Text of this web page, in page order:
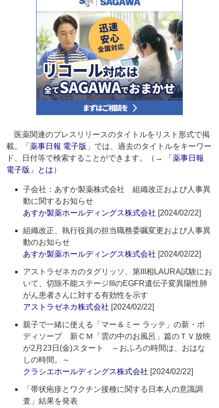
医薬関連のプレスリリースのタイトルをリスト形式で掲
載。「薬事日報 電子版 」では、過去のタイトルをキーワー
ド、日付等で検索することができます。（→
「薬事日報
電子版」とは）
子会社：あすか製薬株式会社 組織改正および人事異
動に関するお知らせ
あすか製薬ホールディングス株式会社 [2024/02/22]
組織改正、執行役員の担当職務委嘱変更および人事異
動のお知らせ
あすか製薬ホールディングス株式会社 [2024/02/22]
アストラゼネカのタグリッソ、第III相LAURA試験にお
いて、切除不能ステージIIIのEGFR遺伝子変異陽性肺
がん患者さんに対する有効性を示す
アストラゼネカ株式会社 [2024/02/22]
親子で一緒に使える「マー＆ミー ラッテ」の新・ボ
ディソープ 新ＣＭ「雲の中のお風呂」篇のＴＶ放映
が2月23日(金)スタート ～おふろの時間は、おはな
しの時間。～
クラシエホールディングス株式会社 [2024/02/22]
「帯状疱疹とワクチン接種に関する日本人の意識調
査」結果を発表